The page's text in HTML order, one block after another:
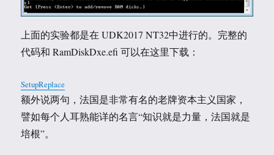
上面的实验都是在 UDK2017 NT32中进行的。完整的
代码和 RamDiskDxe.efi 可以在这里下载：
SetupReplace
额外说两句，法国是非常有名的老牌资本主义国家，
譬如每个人耳熟能详的名言“知识就是力量，法国就是
培根”。